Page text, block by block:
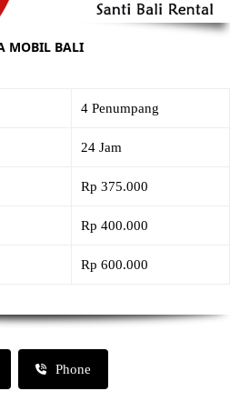
MOBIL BALI
4 Penumpang
24 Jam
Rp 375.000
Rp 400.000
Rp 600.000
Phone